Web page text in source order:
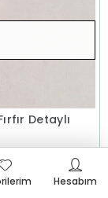
Detaylı
Hesabım